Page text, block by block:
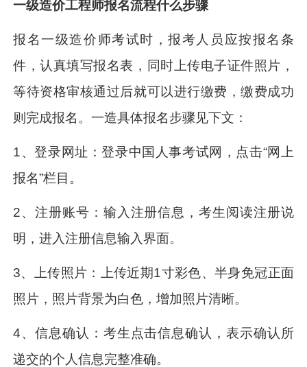
一级造价工程师报名流程什么步骤
报名一级造价师考试时，报考人员应按报名条
件，认真填写报名表，同时上传电子证件照片，
等待资格审核通过后就可以进行缴费，缴费成功
则完成报名。一造具体报名步骤见下文：
1、登录网址：登录中国人事考试网，点击“网上
报名”栏目。
2、注册账号：输入注册信息，考生阅读注册说
明，进入注册信息输入界面。
3、上传照片：上传近期1寸彩色、半身免冠正面
照片，照片背景为白色，增加照片清晰。
4、信息确认：考生点击信息确认，表示确认所
递交的个人信息完整准确。